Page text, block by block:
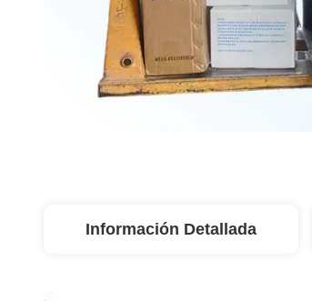
Información Detallada